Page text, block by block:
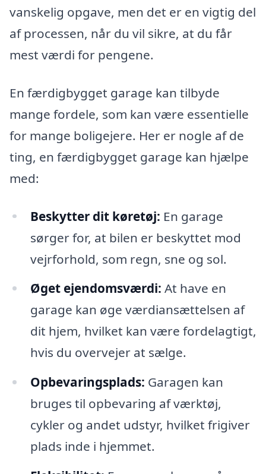
vanskelig opgave, men det er en vigtig del
af processen, når du vil sikre, at du får
mest værdi for pengene.
En færdigbygget garage kan tilbyde
mange fordele, som kan være essentielle
for mange boligejere. Her er nogle af de
ting, en færdigbygget garage kan hjælpe
med:
Beskytter dit køretøj: En garage
sørger for, at bilen er beskyttet mod
vejrforhold, som regn, sne og sol.
Øget ejendomsværdi: At have en
garage kan øge værdiansættelsen af
dit hjem, hvilket kan være fordelagtigt,
hvis du overvejer at sælge.
Opbevaringsplads: Garagen kan
bruges til opbevaring af værktøj,
cykler og andet udstyr, hvilket frigiver
plads inde i hjemmet.